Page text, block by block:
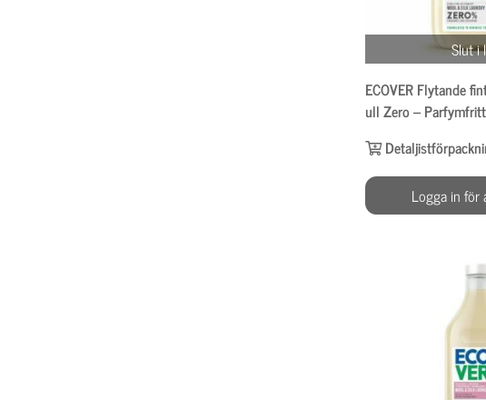
Slut i
ECOVER Flytande
ull Zero –
Logga in för